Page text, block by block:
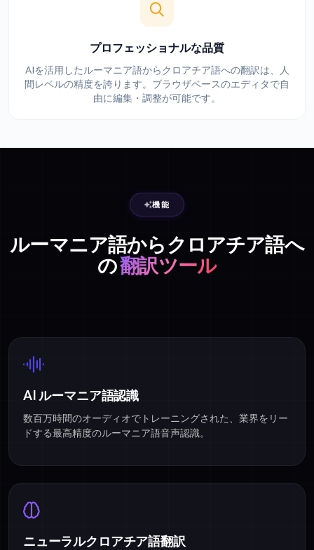
プロフェッショナルな品質
AIを活用したルーマニア語からクロアチア語への翻訳は、人
間レベルの精度を誇ります。ブラウザベースのエディタで自
由に編集・調整が可能です。
機能
ルーマニア語からクロアチア語へ
の翻訳ツール
AI ルーマニア語認識
数百万時間のオーディオでトレーニングされた、業界をリー
ドする最高精度のルーマニア語音声認識。
ニューラルクロアチア語翻訳